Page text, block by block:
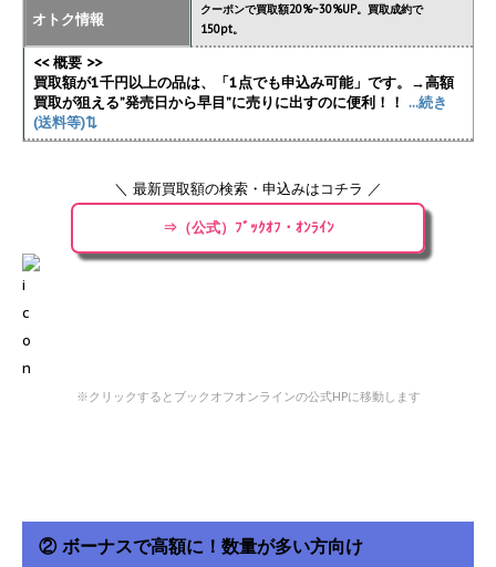
オトク情報
クーポンで買取額20%~30%UP。買取成約で
150pt。
<< 概要 >>
買取額が1千円以上の品は、「1点でも申込み可能」です。→高額
買取が狙える”発売日から早目”に売りに出すのに便利！！ ...続き
(送料等)⇅
＼ 最新買取額の検索・申込みはコチラ ／
⇒（公式）ﾌﾞｯｸｵﾌ・ｵﾝﾗｲﾝ
※クリックするとブックオフオンラインの公式HPに移動します
② ボーナスで高額に！数量が多い方向け